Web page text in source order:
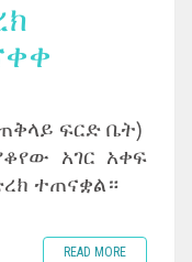
ፍርድ ቤት)
አገር አቀፍ
ተጠናቋል።
READ MORE